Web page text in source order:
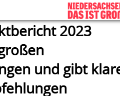
2023
und gibt